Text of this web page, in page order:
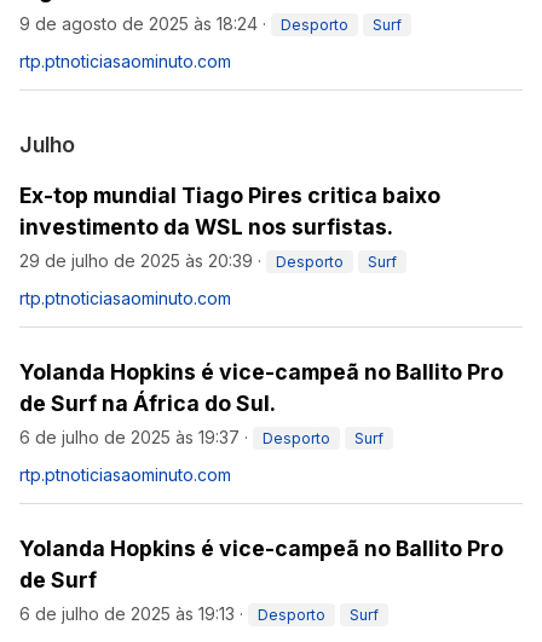
9 de agosto de 2025 às 18:24 · Desporto Surf
rtp.ptnoticiasaominuto.com
Julho
Ex-top mundial Tiago Pires critica baixo
investimento da WSL nos surfistas.
29 de julho de 2025 às 20:39 · Desporto Surf
rtp.ptnoticiasaominuto.com
Yolanda Hopkins é vice-campeã no Ballito Pro
de Surf na África do Sul.
6 de julho de 2025 às 19:37 · Desporto Surf
rtp.ptnoticiasaominuto.com
Yolanda Hopkins é vice-campeã no Ballito Pro
de Surf
6 de julho de 2025 às 19:13 · Desporto Surf